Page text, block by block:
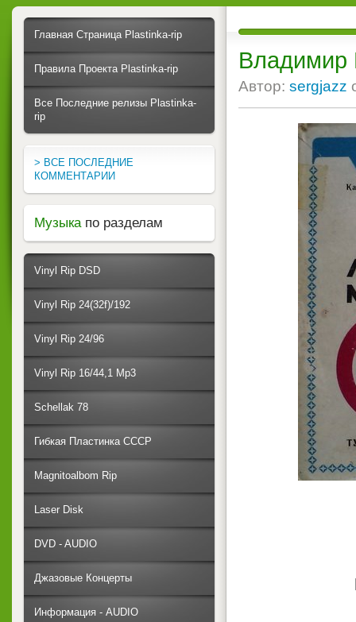
Владимир
Автор: sergjazz
Главная Страница Plastinka-rip
Правила Проекта Plastinka-rip
Все Последние релизы Plastinka-
rip
> ВСЕ ПОСЛЕДНИЕ
КОММЕНТАРИИ
Музыка по разделам
Vinyl Rip DSD
Vinyl Rip 24(32f)/192
Vinyl Rip 24/96
Vinyl Rip 16/44,1 Mp3
Schellak 78
Гибкая Пластинка СССР
Magnitoalbom Rip
Laser Disk
DVD - AUDIO
Джазовые Концерты
Информация - AUDIO